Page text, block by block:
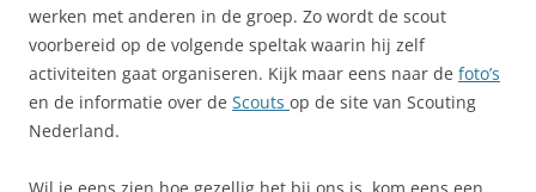
werken met anderen in de groep. Zo wordt de scout
voorbereid op de volgende speltak waarin hij zelf
activiteiten gaat organiseren. Kijk maar eens naar de foto’s
en de informatie over de Scouts op de site van Scouting
Nederland.
Wil je eens zien hoe gezellig het bij ons is, kom eens een